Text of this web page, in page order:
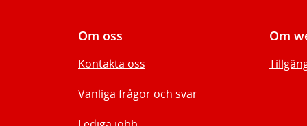
Om oss
Kontakta oss
Vanliga frågor och svar
Om